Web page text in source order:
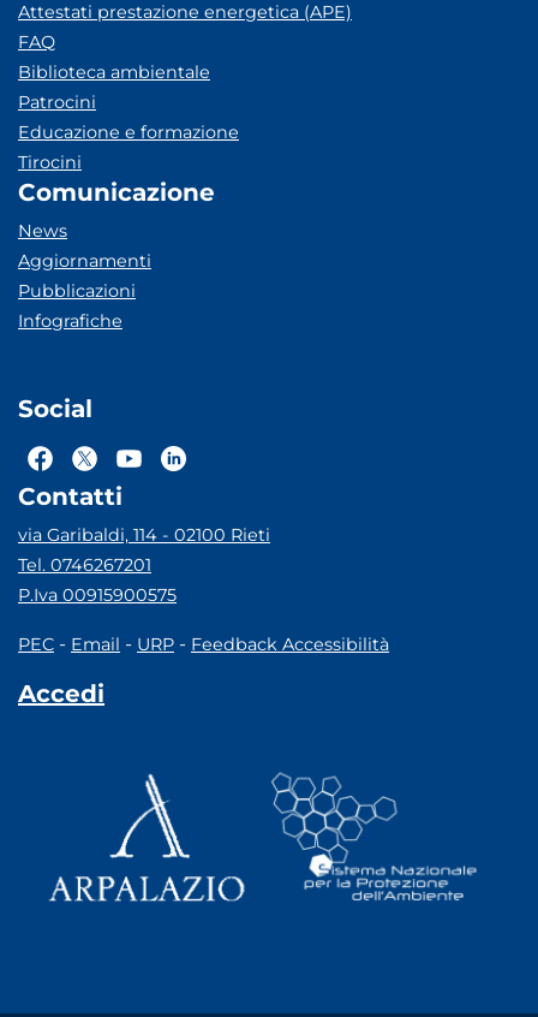
Attestati prestazione energetica (APE)
FAQ
Biblioteca ambientale
Patrocini
Educazione e formazione
Tirocini
Comunicazione
News
Aggiornamenti
Pubblicazioni
Infografiche
Social
Contatti
via Garibaldi, 114 - 02100 Rieti
Tel. 0746267201
P.Iva 00915900575
PEC - Email - URP - Feedback Accessibilità
Accedi